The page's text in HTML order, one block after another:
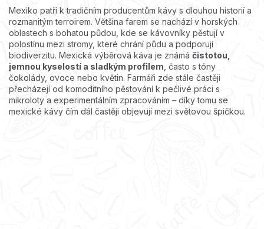
Mexiko patří k tradičním producentům kávy s dlouhou historií a
rozmanitým terroirem. Většina farem se nachází v horských
oblastech s bohatou půdou, kde se kávovníky pěstují v
polostínu mezi stromy, které chrání půdu a podporují
biodiverzitu. Mexická výběrová káva je známá čistotou,
jemnou kyselostí a sladkým profilem , často s tóny
čokolády, ovoce nebo květin. Farmáři zde stále častěji
přecházejí od komoditního pěstování k pečlivé práci s
mikroloty a experimentálním zpracováním – díky tomu se
mexické kávy čím dál častěji objevují mezi světovou špičkou.